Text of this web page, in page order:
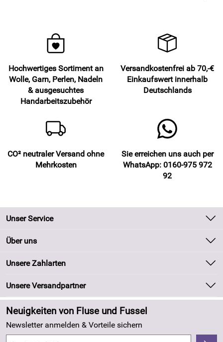
Hochwertiges Sortiment an
Wolle, Garn, Perlen, Nadeln
& ausgesuchtes
Handarbeitszubehör
Versandkostenfrei ab 70,-€
Einkaufswert innerhalb
Deutschlands
CO² neutraler Versand ohne
Mehrkosten
Sie erreichen uns auch per
WhatsApp: 0160-975 972
92
Unser Service
Kontakt
Kundeninformationen
Newsletter
Zahlung und Versand
Kundenlogin
Über uns
Unsere Bestseller
Neu
Angebote
Made in Germany
Unsere Zahlarten
Unsere Versandpartner
Neuigkeiten von Fluse und Fussel
Newsletter anmelden & Vorteile sichern